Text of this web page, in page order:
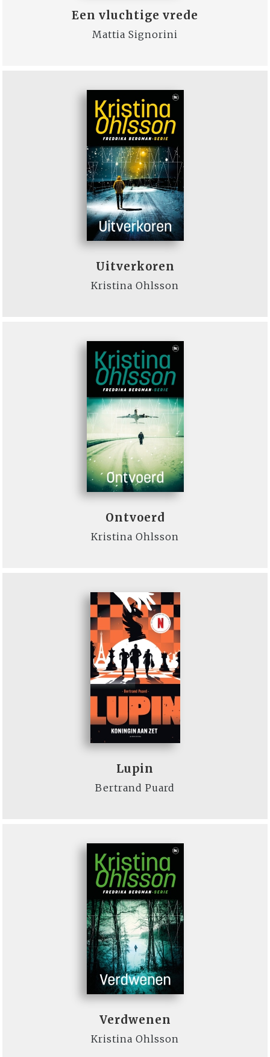
Een vluchtige vrede
Mattia Signorini
Uitverkoren
Kristina Ohlsson
Ontvoerd
Kristina Ohlsson
Lupin
Bertrand Puard
Verdwenen
Kristina Ohlsson